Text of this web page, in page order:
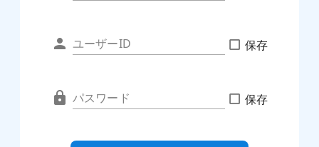
ユーザーID 保存
パスワード 保存